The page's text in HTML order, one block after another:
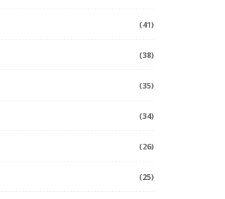
(41)
(38)
(35)
(34)
(26)
(25)